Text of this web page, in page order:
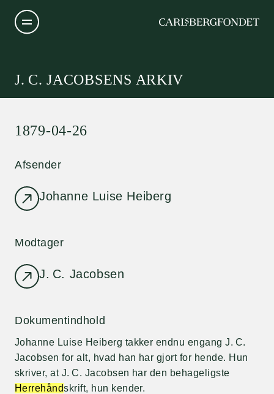
J. C. JACOBSENS ARKIV
1879-04-26
Afsender
Johanne Luise Heiberg
Modtager
J. C. Jacobsen
Dokumentindhold
Johanne Luise Heiberg takker endnu engang J. C.
Jacobsen for alt, hvad han har gjort for hende. Hun
skriver, at J. C. Jacobsen har den behageligste
Herrehåndskrift, hun kender.